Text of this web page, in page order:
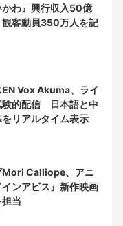
わ』興行収入50億
客動員350万人を記
EN Vox Akuma、ライ
験的配信 日本語と中
をリアルタイム表示
Mori Calliope、アニ
インアビス』新作映画
当